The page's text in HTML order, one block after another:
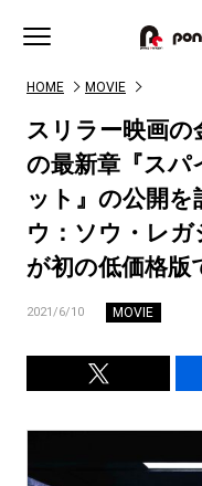
HOME MOVIE
スリラー映画の
の最新章『スパ
ット』の公開を
ウ：ソウ・レガ
が初の低価格版
2021/6/10 MOVIE